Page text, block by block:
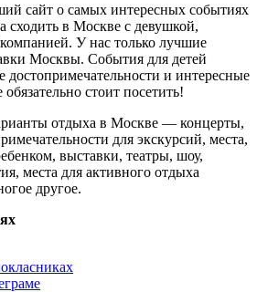
сайт о самых интересных событиях
в Москве с девушкой,
У нас только лучшие
Москвы. События для детей
и интересные
стоит посетить!
отдыха в Москве — концерты,
для экскурсий, места,
выставки, театры, шоу,
места для активного отдыха
другое.